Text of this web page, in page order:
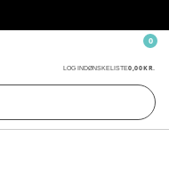
LOG INDØNSKELISTE0,00 KR.
0